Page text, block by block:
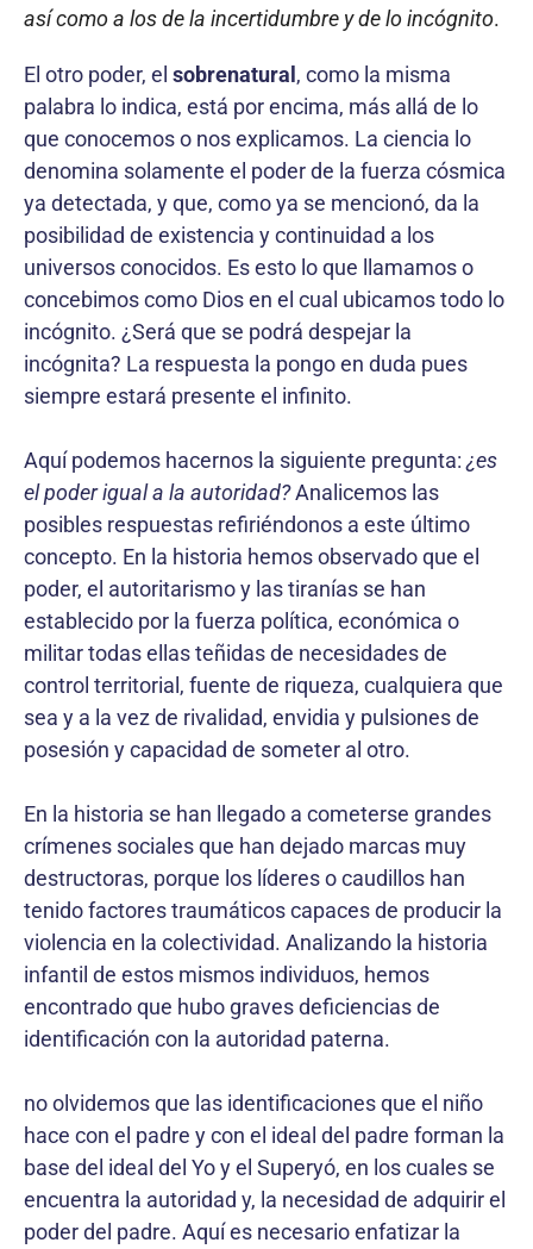
así como a los de la incertidumbre y de lo incógnito.
El otro poder, el sobrenatural, como la misma
palabra lo indica, está por encima, más allá de lo
que conocemos o nos explicamos. La ciencia lo
denomina solamente el poder de la fuerza cósmica
ya detectada, y que, como ya se mencionó, da la
posibilidad de existencia y continuidad a los
universos conocidos. Es esto lo que llamamos o
concebimos como Dios en el cual ubicamos todo lo
incógnito. ¿Será que se podrá despejar la
incógnita? La respuesta la pongo en duda pues
siempre estará presente el infinito.
Aquí podemos hacernos la siguiente pregunta: ¿es
el poder igual a la autoridad?Analicemos las
posibles respuestas refiriéndonos a este último
concepto. En la historia hemos observado que el
poder, el autoritarismo y las tiranías se han
establecido por la fuerza política, económica o
militar todas ellas teñidas de necesidades de
control territorial, fuente de riqueza, cualquiera que
sea y a la vez de rivalidad, envidia y pulsiones de
posesión y capacidad de someter al otro.
En la historia se han llegado a cometerse grandes
crímenes sociales que han dejado marcas muy
destructoras, porque los líderes o caudillos han
tenido factores traumáticos capaces de producir la
violencia en la colectividad. Analizando la historia
infantil de estos mismos individuos, hemos
encontrado que hubo graves deficiencias de
identificación con la autoridad paterna.
no olvidemos que las identificaciones que el niño
hace con el padre y con el ideal del padre forman la
base del ideal del Yo y el Superyó, en los cuales se
encuentra la autoridad y, la necesidad de adquirir el
poder del padre. Aquí es necesario enfatizar la